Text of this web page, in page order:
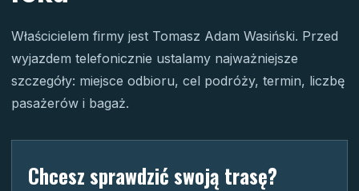
Właścicielem firmy jest Tomasz Adam Wasiński. Przed
wyjazdem telefonicznie ustalamy najważniejsze
szczegóły: miejsce odbioru, cel podróży, termin, liczbę
pasażerów i bagaż.
Chcesz sprawdzić swoją trasę?